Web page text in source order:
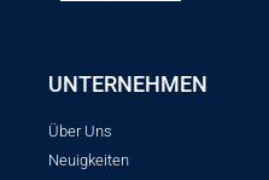
UNTERNEHMEN
Über Uns
Neuigkeiten